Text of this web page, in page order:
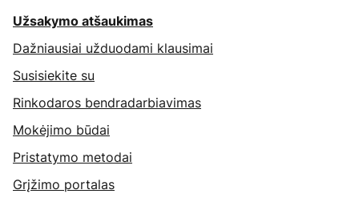
Užsakymo atšaukimas
Dažniausiai užduodami klausimai
Susisiekite su
Rinkodaros bendradarbiavimas
Mokėjimo būdai
Pristatymo metodai
Grįžimo portalas